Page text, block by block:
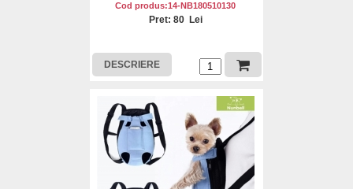
Cod produs:14-NB180510130
Pret: 80 Lei
DESCRIERE